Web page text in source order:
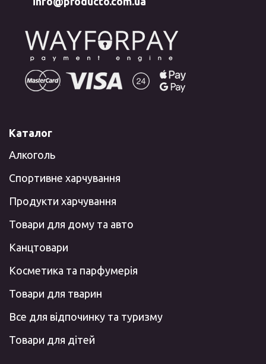
Каталог
Алкоголь
Спортивне харчування
Продукти харчування
Товари для дому та авто
Канцтовари
Косметика та парфумерія
Товари для тварин
Все для відпочинку та туризму
Товари для дітей